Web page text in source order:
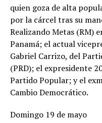
quien goza de alta
por la cárcel tras su
Realizando Metas (RM)
Panamá; el actual
Gabriel Carrizo, del
(PRD); el expresidente
Partido Popular; y el
Cambio Democrático.
Domingo 19 de mayo